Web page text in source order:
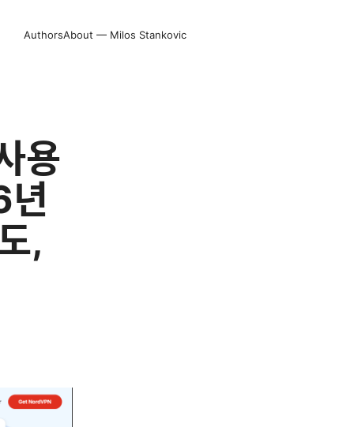
AuthorsAbout — Milos Stankovic
용
년
,